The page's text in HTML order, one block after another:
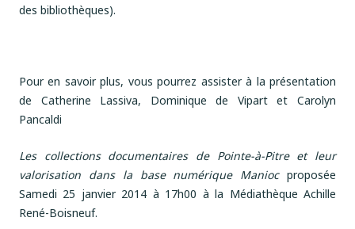
des bibliothèques).
Pour en savoir plus, vous pourrez assister à la présentation
de Catherine Lassiva, Dominique de Vipart et Carolyn
Pancaldi
Les collections documentaires de Pointe-à-Pitre et leur
valorisation dans la base numérique Maniocproposée
Samedi 25 janvier 2014 à 17h00 à la Médiathèque Achille
René-Boisneuf.